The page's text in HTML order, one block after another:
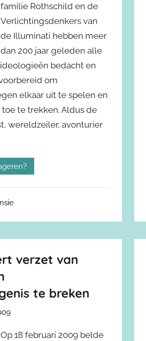
familie Rothschild en de
Verlichtingsdenkers van
de Illuminati hebben meer
dan 200 jaar geleden alle
bedacht en
om
elkaar uit te spelen en
te trekken. Aldus de
wereldzeiler, avonturier
verzet van
te breken
Op 18 februari 2009 belde